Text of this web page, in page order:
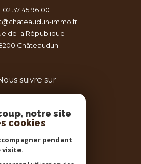
02 37 45 96 00
immo.fr
de la République
châteaudun
suivre sur
Adhérents
notre site
cookies
pendant